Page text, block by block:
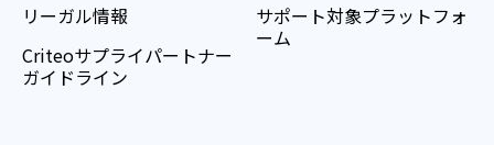
リーガル情報
Criteoサプライパートナー
ガイドライン
サポート対象プラットフォ
ーム